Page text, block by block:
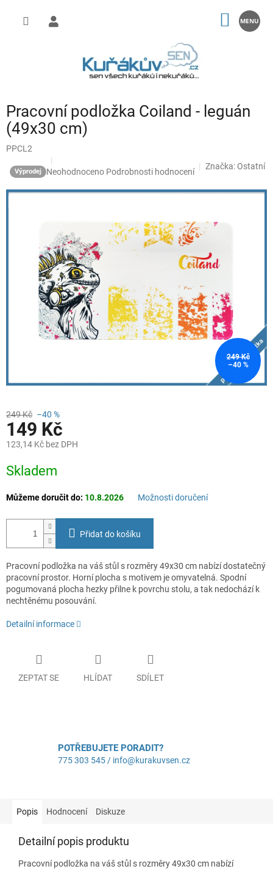
KOŠÍK
Pracovní podložka Coiland - leguán
(49x30 cm)
PPCL2
Výprodej
Průměrné
produktu
hvězdiček.
Neohodnoceno Podrobnosti hodnocení
Značka: Ostatní
249 Kč
–40 %
249 Kč –40 %
149 Kč
123,14 Kč bez DPH
cena:
Skladem
Můžeme doručit do: 10.8.2026 Možnosti doručení
Přidat do košíku
Pracovní podložka na váš stůl s rozměry 49x30 cm nabízí dostatečný
pracovní prostor. Horní plocha s motivem je omyvatelná. Spodní
pogumovaná plocha hezky přilne k povrchu stolu, a tak nedochází k
nechtěnému posouvání.
Detailní informace
ZEPTAT SE HLÍDAT SDÍLET
POTŘEBUJETE PORADIT?
775 303 545 / info@kurakuvsen.cz
Popis Hodnocení Diskuze
Detailní popis produktu
Pracovní podložka na váš stůl s rozměry 49x30 cm nabízí